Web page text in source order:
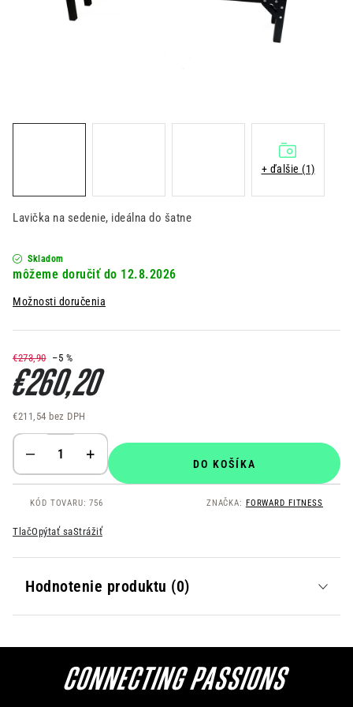
Moja objednávka Hodnotenie obchodu
Lavička na sedenie, ideálna do šatne
Skladom
12.8.2026
Možnosti doručenia
€273,90 –5 %
€260,20
€211,54 bez DPH
Jednotková cena:
DO KOŠÍKA
KÓD TOVARU: 756 ZNAČKA: FORWARD FITNESS
TlačOpýtať saStrážiť
+ ďalšie (1)
Hodnotenie produktu (0)